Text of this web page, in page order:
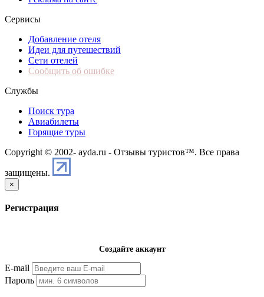
Сервисы
Добавление отеля
Идеи для путешествий
Сети отелей
Сообщить об ошибке
Службы
Поиск тура
Авиабилеты
Горящие туры
Copyright © 2002- ayda.ru - Отзывы туристов™. Все права
защищены.
×
Регистрация
Создайте аккаунт
E-mail
Пароль